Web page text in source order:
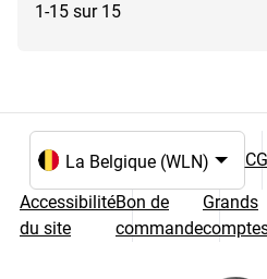
1-15 sur 15
Choix de la langue et du pays
Accessibilité
du site
Bon de
commande
Grands